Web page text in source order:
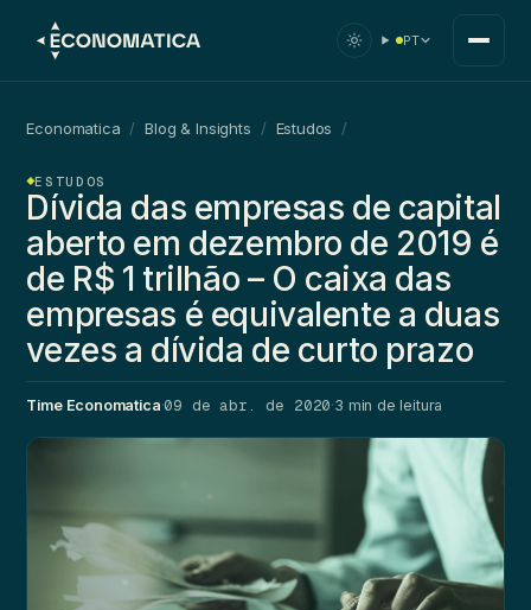
PT
Economatica / Blog & Insights / Estudos /
ESTUDOS
Dívida das empresas de capital
aberto em dezembro de 2019 é
de R$ 1 trilhão – O caixa das
empresas é equivalente a duas
vezes a dívida de curto prazo
Time Economatica·09 de abr. de 2020·3 min de leitura